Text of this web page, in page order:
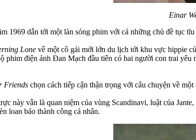
Einar
1969 dẫn tới một làn sóng phim với cả những chủ đề tục tĩu
Lone về một cô gái mới lớn du lịch tới khu vực hippie
phim điện ảnh Đan Mạch đầu tiên có hai người con trai
Friends chọn cách tiếp cận thận trọng với câu chuyện về
này vẫn là quan niệm của vùng Scandinavi, luật của
loan báo thành công cá nhân.